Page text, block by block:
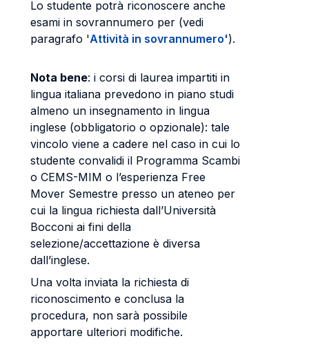
Lo studente potrà riconoscere anche
esami in sovrannumero per (vedi
paragrafo 'Attività in sovrannumero').
Nota bene: i corsi di laurea impartiti in
lingua italiana prevedono in piano studi
almeno un insegnamento in lingua
inglese (obbligatorio o opzionale): tale
vincolo viene a cadere nel caso in cui lo
studente convalidi il Programma Scambi
o CEMS-MIM o l’esperienza Free
Mover Semestre presso un ateneo per
cui la lingua richiesta dall’Università
Bocconi ai fini della
selezione/accettazione è diversa
dall’inglese.
Una volta inviata la richiesta di
riconoscimento e conclusa la
procedura, non sarà possibile
apportare ulteriori modifiche.